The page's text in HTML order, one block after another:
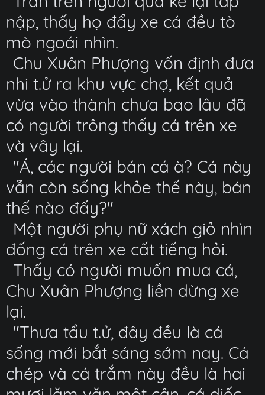
nập, thấy họ đẩy xe cá đều tò
mò ngoái nhìn.
Chu Xuân Phượng vốn định đưa
nhi t.ử ra khu vực chợ, kết quả
vừa vào thành chưa bao lâu đã
có người trông thấy cá trên xe
và vây lại.
"Á, các người bán cá à? Cá này
vẫn còn sống khỏe thế này, bán
thế nào đấy?"
Một người phụ nữ xách giỏ nhìn
đống cá trên xe cất tiếng hỏi.
Thấy có người muốn mua cá,
Chu Xuân Phượng liền dừng xe
lại.
"Thưa tẩu t.ử, đây đều là cá
sống mới bắt sáng sớm nay. Cá
chép và cá trắm này đều là hai